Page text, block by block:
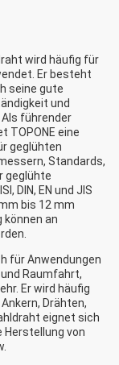
wird häufig für
Er besteht
seine gute
und
führender
TOPONE eine
geglühten
Standards,
geglühte
DIN, EN und JIS
bis 12 mm
können an
für Anwendungen
Raumfahrt,
Er wird häufig
Drähten,
eignet sich
Herstellung von